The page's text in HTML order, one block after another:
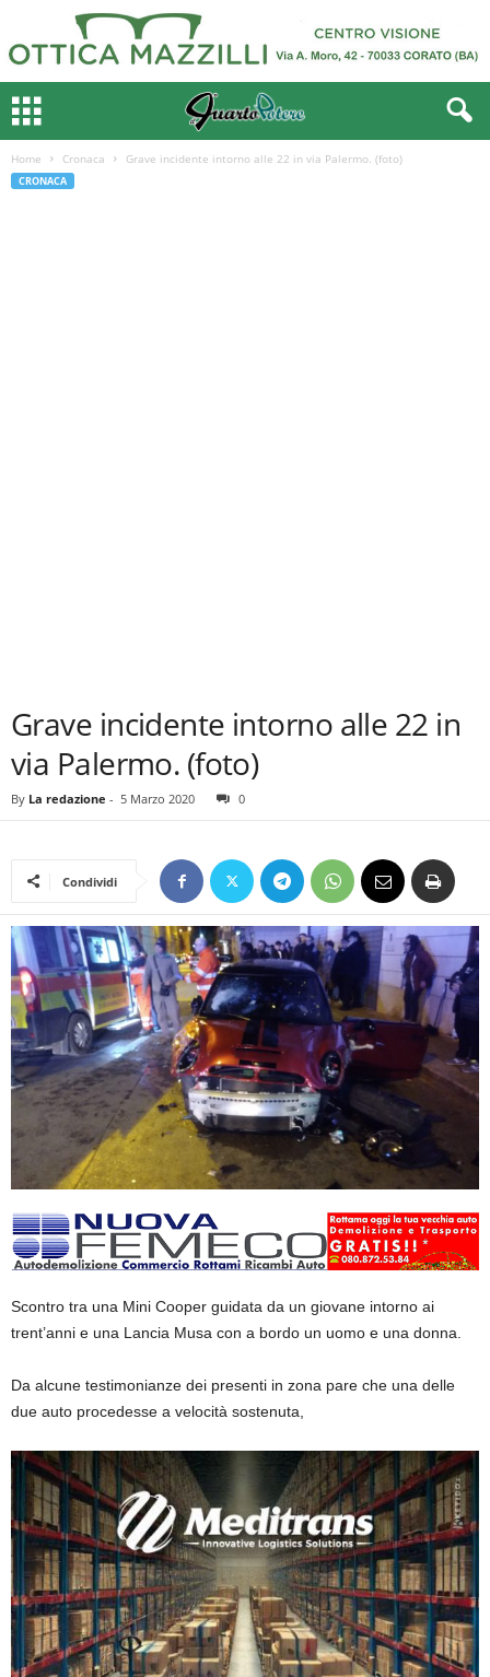
Home Cronaca Grave incidente intorno alle 22 in via Palermo. (foto)
CRONACA
Grave incidente intorno alle 22 in
via Palermo. (foto)
By La redazione - 5 Marzo 2020 0
Condividi
Scontro tra una Mini Cooper guidata da un giovane intorno ai
trent’anni e una Lancia Musa con a bordo un uomo e una donna.
Da alcune testimonianze dei presenti in zona pare che una delle
due auto procedesse a velocità sostenuta,